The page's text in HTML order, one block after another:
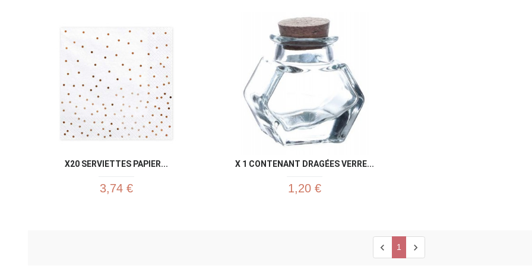
X20 SERVIETTES PAPIER...
3,74 €
Aperçu rapide
X 1 CONTENANT DRAGÉES VERRE...
1,20 €
chevron_left 1 chevron_right